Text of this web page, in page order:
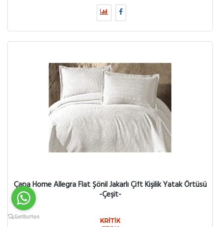
Çapa Home Allegra Flat Şönil Jakarlı Çift Kişilik Yatak Örtüsü
-Çeşit-